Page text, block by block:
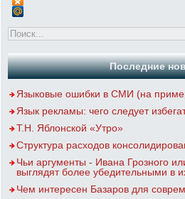
Последние
Языковые ошибки в СМИ (на
Язык рекламы: чего следует
Т.Н. Яблонской «Утро»
Структура расходов
Чьи аргументы - Ивана Грозного
выглядят более убедительными в
Чем интересен Базаров для